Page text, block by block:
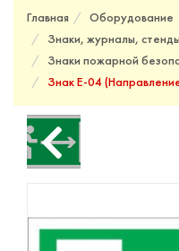
Главная
Оборудование
Знаки, журналы,
Знаки пожарной
Знак Е-04